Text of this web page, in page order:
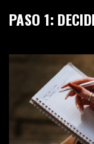
PASO 1: